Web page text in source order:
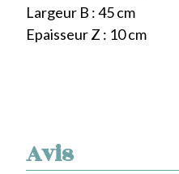
Avis
Largeur B : 45 cm
Epaisseur Z : 10 cm